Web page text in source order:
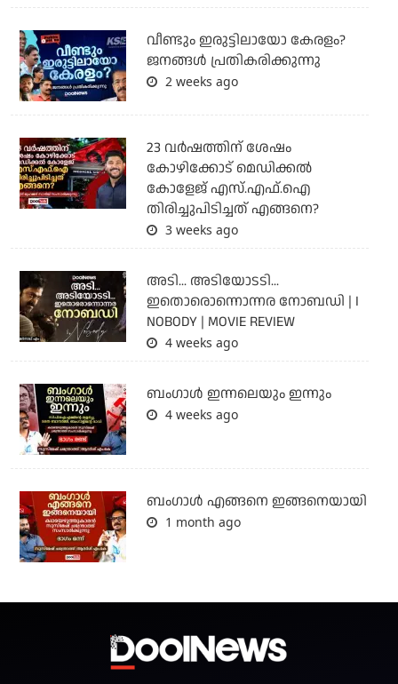
വീണ്ടും ഇരുട്ടിലായോ കേരളം?
ജനങ്ങൾ പ്രതികരിക്കുന്നു
2 weeks ago
23 വർഷത്തിന് ശേഷം
കോഴിക്കോട് മെഡിക്കൽ
കോളേജ് എസ്.എഫ്.ഐ
തിരിച്ചുപിടിച്ചത് എങ്ങനെ?
3 weeks ago
അടി... അടിയോടടി...
ഇതൊരൊന്നൊന്നര നോബഡി | I
NOBODY | MOVIE REVIEW
4 weeks ago
ബംഗാള്‍ ഇന്നലെയും ഇന്നും
4 weeks ago
ബം​ഗാൾ എങ്ങനെ ഇങ്ങനെയായി
1 month ago